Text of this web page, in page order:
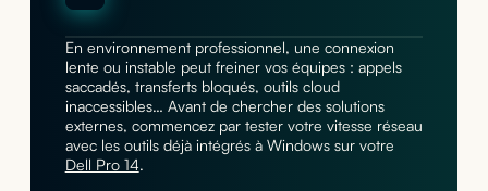
En environnement professionnel, une connexion
lente ou instable peut freiner vos équipes : appels
saccadés, transferts bloqués, outils cloud
inaccessibles… Avant de chercher des solutions
externes, commencez par tester votre vitesse réseau
avec les outils déjà intégrés à Windows sur votre
Dell Pro 14.